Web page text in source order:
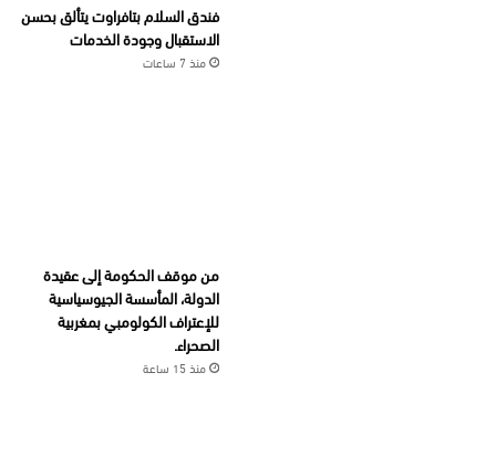
فندق السلام بتافراوت يتألق بحسن
الاستقبال وجودة الخدمات
منذ 7 ساعات
من موقف الحكومة إلى عقيدة
الدولة، المأسسة الجيوسياسية
للإعتراف الكولومبي بمغربية
الصحراء.
منذ 15 ساعة